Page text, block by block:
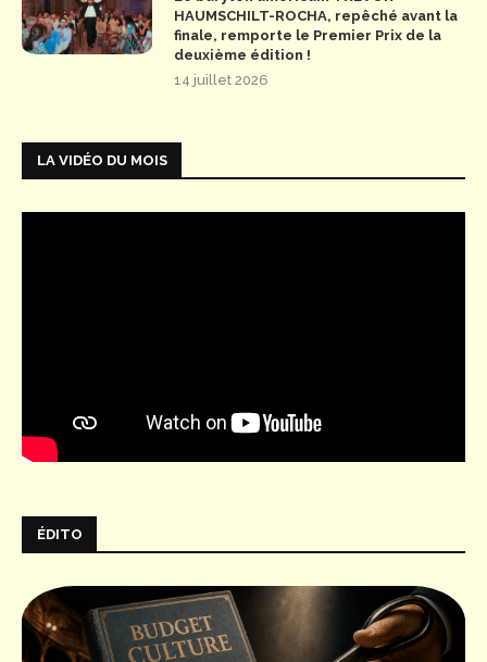
HAUMSCHILT-ROCHA, repêché avant la
finale, remporte le Premier Prix de la
deuxième édition !
14 juillet 2026
LA VIDÉO DU MOIS
ÉDITO